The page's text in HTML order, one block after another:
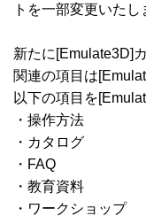
トを一部変更いたし
新たに[Emulate3D]
関連の項目は
以下の項目を
・操作方法
・カタログ
・FAQ
・教育資料
・ワークショップ